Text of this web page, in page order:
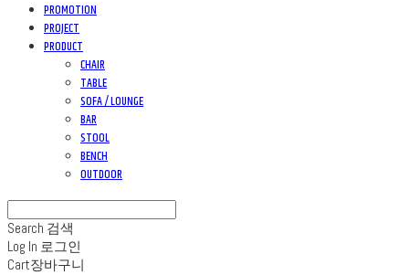
PROMOTION
PROJECT
PRODUCT
CHAIR
TABLE
SOFA / LOUNGE
BAR
STOOL
BENCH
OUTDOOR
Search 검색
Log In 로그인
Cart장바구니